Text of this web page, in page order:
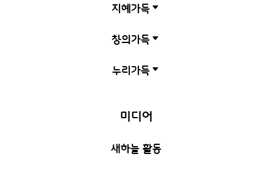
지혜가득 C
창의가득 C
누리가득C
미디어
새하늘 활동